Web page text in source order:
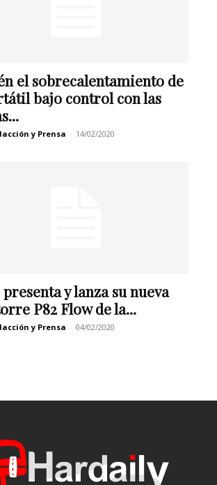
el sobrecalentamiento de
bajo control con las
y Prensa - 14/02/2020
y lanza su nueva
P82 Flow de la...
y Prensa - 04/02/2020